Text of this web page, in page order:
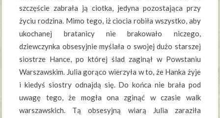
szczęście zabrała ją ciotka, jedyna pozostająca przy
życiu rodzina. Mimo tego, iż ciocia robiła wszystko, aby
ukochanej bratanicy nie brakowało niczego,
dziewczynka obsesyjnie myślała o swojej dużo starszej
siostrze Hance, po której ślad zaginął w Powstaniu
Warszawskim. Julia gorąco wierzyła w to, że Hanka żyje
i kiedyś siostry odnajdą się. Do końca nie brała pod
uwagę tego, że mogła ona zginąć w czasie walk
warszawskich. Tą obsesyjną wiarą Julia zaraziła